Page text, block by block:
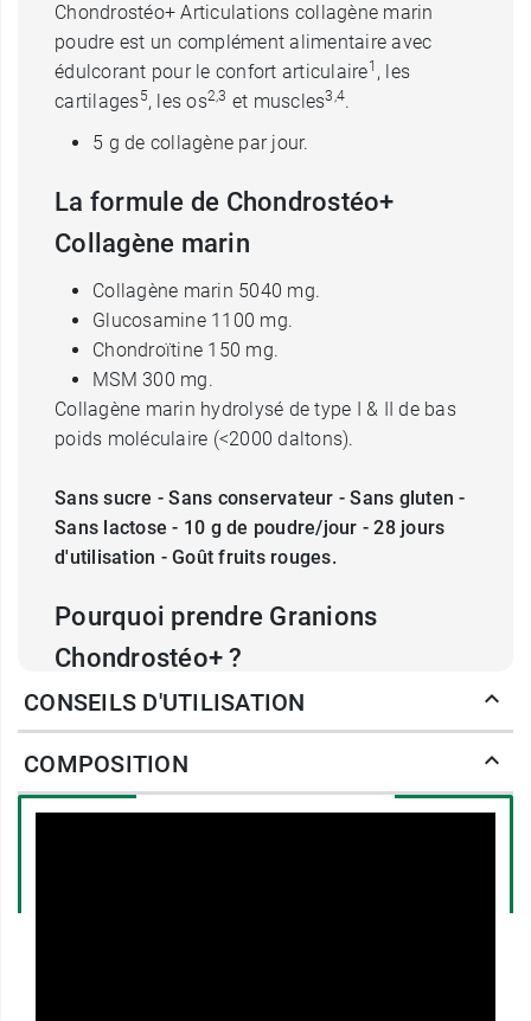
Chondrostéo+ Articulations collagène marin
poudre est un complément alimentaire avec
édulcorant pour le confort articulaire1 , les
cartilages5, les os2,3 et muscles3,4.
5 g de collagène par jour.
La formule de Chondrostéo+
Collagène marin
Collagène marin 5040 mg.
Glucosamine 1100 mg.
Chondroïtine 150 mg.
MSM 300 mg.
Collagène marin hydrolysé de type I & II de bas
poids moléculaire (<2000 daltons).
Sans sucre - Sans conservateur - Sans gluten -
Sans lactose - 10 g de poudre/jour - 28 jours
d'utilisation - Goût fruits rouges.
Pourquoi prendre Granions
Chondrostéo+ ?
Le mauvais fonctionnement articulaire (genoux,
hanches, dos, cervicales, chevilles, épaules,
poignets, doigts...) peut provoquer des
sensations désagréables qui impactent la
CONSEILS D'UTILISATION
COMPOSITION